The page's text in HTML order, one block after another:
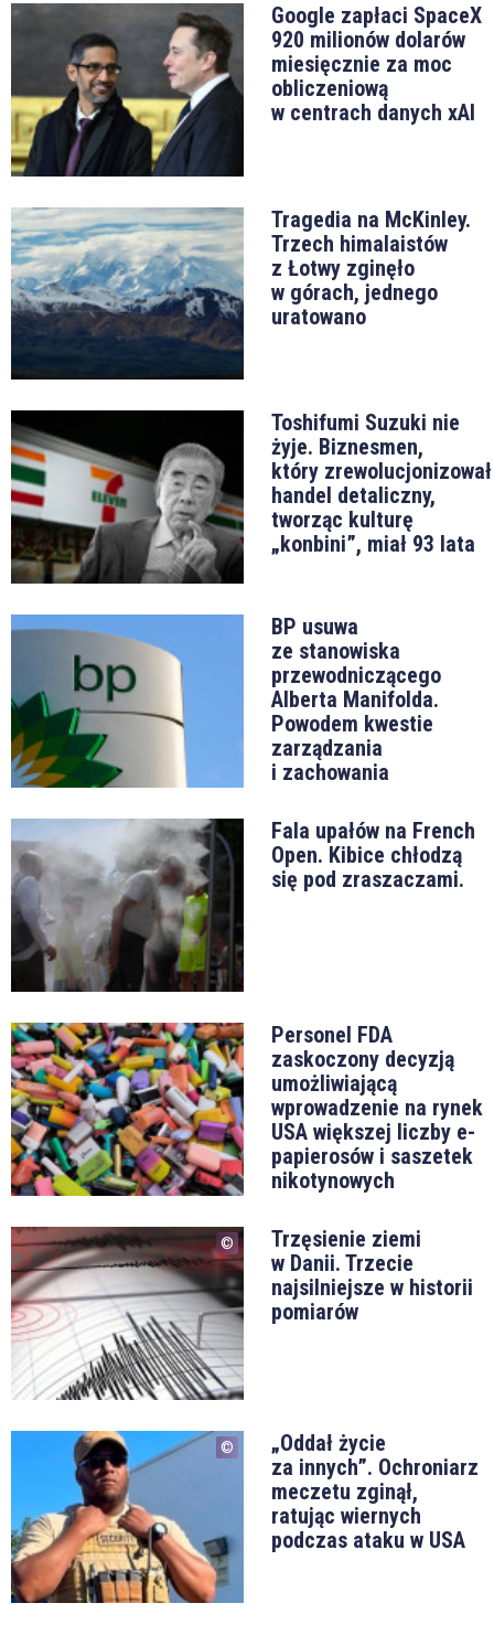
Google zapłaci SpaceX
920 milionów dolarów
miesięcznie za moc
obliczeniową
w centrach danych xAI
Tragedia na McKinley.
Trzech himalaistów
z Łotwy zginęło
w górach, jednego
uratowano
Toshifumi Suzuki nie
żyje. Biznesmen,
który zrewolucjonizował
handel detaliczny,
tworząc kulturę
„konbini”, miał 93 lata
BP usuwa
ze stanowiska
przewodniczącego
Alberta Manifolda.
Powodem kwestie
zarządzania
i zachowania
Fala upałów na French
Open. Kibice chłodzą
się pod zraszaczami.
Personel FDA
zaskoczony decyzją
umożliwiającą
wprowadzenie na rynek
USA większej liczby e-
papierosów i saszetek
nikotynowych
Trzęsienie ziemi
w Danii. Trzecie
najsilniejsze w historii
pomiarów
„Oddał życie
za innych”. Ochroniarz
meczetu zginął,
ratując wiernych
podczas ataku w USA